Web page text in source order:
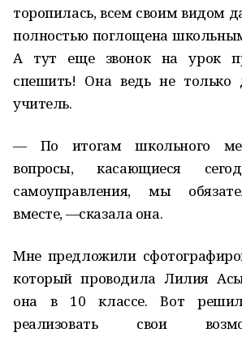
торопилась, всем своим видом
полностью поглощена
А тут еще звонок на урок
спешить! Она ведь не только
учитель.
— По итогам школьного
вопросы, касающиеся
самоуправления, мы
вместе, —сказала она.
Мне предложили
который проводила Лилия
она в 10 классе. Вот
реализовать свои